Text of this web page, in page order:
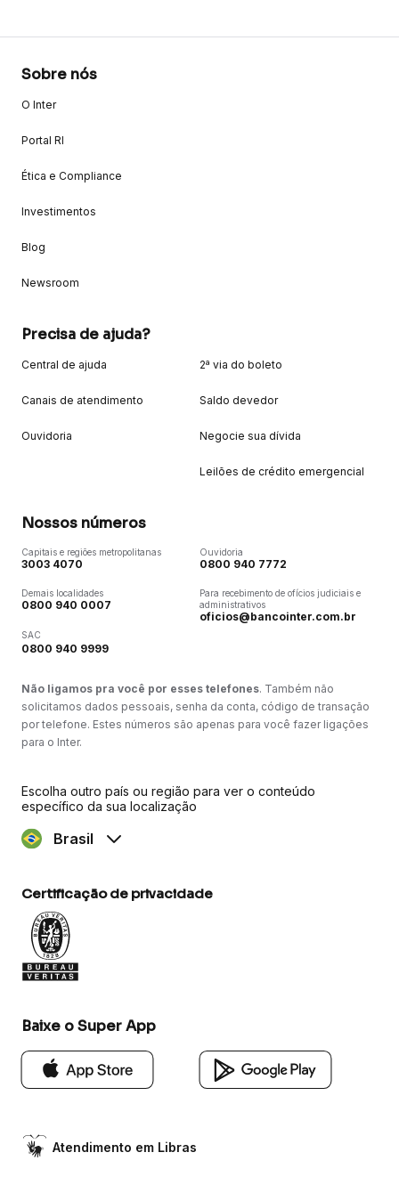
Sobre nós
O Inter
Portal RI
Ética e Compliance
Investimentos
Blog
Newsroom
Precisa de ajuda?
Central de ajuda
Canais de atendimento
Ouvidoria
2ª via do boleto
Saldo devedor
Negocie sua dívida
Leilões de crédito emergencial
Nossos números
Capitais e regiões metropolitanas
3003 4070
Demais localidades
0800 940 0007
SAC
0800 940 9999
Ouvidoria
0800 940 7772
Para recebimento de ofícios judiciais e
administrativos
oficios@bancointer.com.br
Não ligamos pra você por esses telefones. Também não
solicitamos dados pessoais, senha da conta, código de transação
por telefone. Estes números são apenas para você fazer ligações
para o Inter.
Escolha outro país ou região para ver o conteúdo
específico da sua localização
Brasil
Certificação de privacidade
Baixe o Super App
Atendimento em Libras